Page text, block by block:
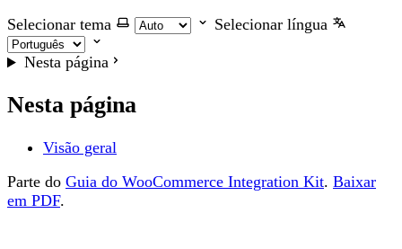
Selecionar tema
Selecionar língua
Nesta página
Nesta página
Visão geral
Parte do Guia do WooCommerce Integration Kit. Baixar
em PDF.